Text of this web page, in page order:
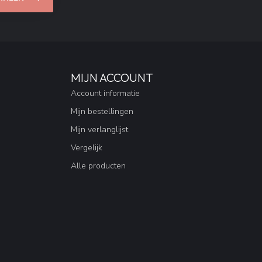
MIJN ACCOUNT
Account informatie
Mijn bestellingen
Mijn verlanglijst
Vergelijk
Alle producten